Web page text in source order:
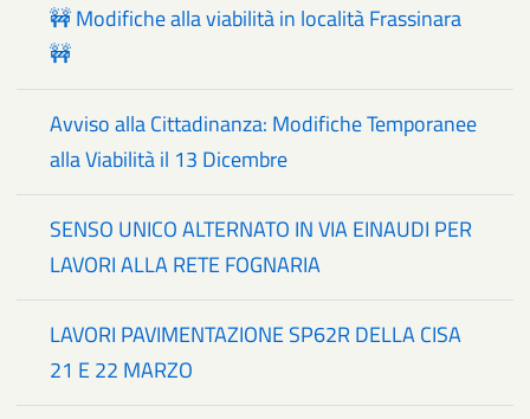
🚧 Modifiche alla viabilità in località Frassinara
🚧
Avviso alla Cittadinanza: Modifiche Temporanee
alla Viabilità il 13 Dicembre
SENSO UNICO ALTERNATO IN VIA EINAUDI PER
LAVORI ALLA RETE FOGNARIA
LAVORI PAVIMENTAZIONE SP62R DELLA CISA
21 E 22 MARZO